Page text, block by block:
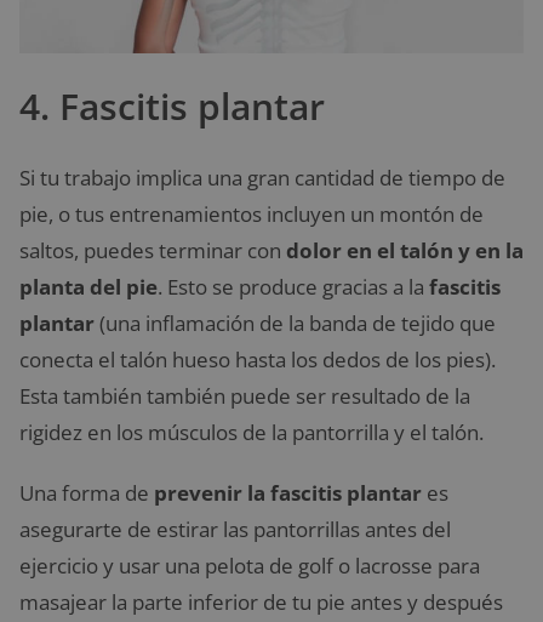
4. Fascitis plantar
Si tu trabajo implica una gran cantidad de tiempo de
pie, o tus entrenamientos incluyen un montón de
saltos, puedes terminar con dolor en el talón y en la
planta del pie. Esto se produce gracias a la fascitis
plantar(una inflamación de la banda de tejido que
conecta el talón hueso hasta los dedos de los pies).
Esta también también puede ser resultado de la
rigidez en los músculos de la pantorrilla y el talón.
Una forma de prevenir la fascitis plantar es
asegurarte de estirar las pantorrillas antes del
ejercicio y usar una pelota de golf o lacrosse para
masajear la parte inferior de tu pie antes y después